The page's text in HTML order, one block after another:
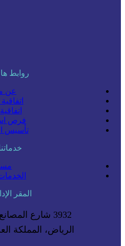
روابط
عن
فرص
تأسيس
المقر
3932 شارع المصانع، حي الحمراء
الرياض، المملكة